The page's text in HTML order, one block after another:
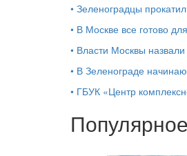
• Зеленоградцы
• В Москве все готово
• Власти Москвы
• В Зеленограде
• ГБУК «Центр